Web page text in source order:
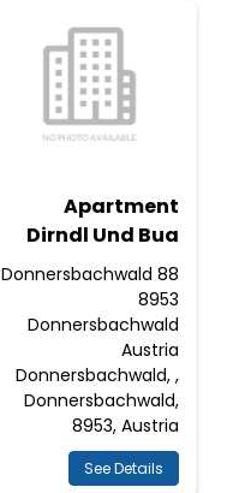
Apartment
Dirndl Und Bua
Donnersbachwald 88
8953
Donnersbachwald
Austria
Donnersbachwald, ,
Donnersbachwald,
8953, Austria
See Details